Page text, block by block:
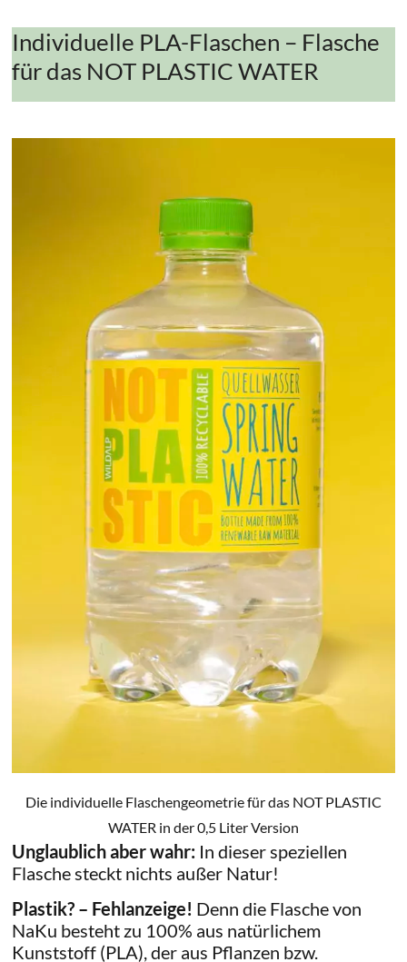
Individuelle PLA-Flaschen – Flasche
für das NOT PLASTIC WATER
Die individuelle Flaschengeometrie für das NOT PLASTIC
WATER in der 0,5 Liter Version
Unglaublich aber wahr: In dieser speziellen
Flasche steckt nichts außer Natur!
Plastik? – Fehlanzeige! Denn die Flasche von
NaKu besteht zu 100% aus natürlichem
Kunststoff (PLA), der aus Pflanzen bzw.